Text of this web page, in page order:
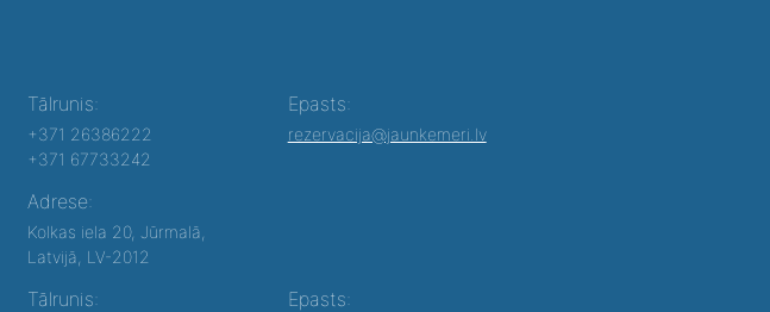
Tālrunis:
+371 26386222
+371 67733242
Adrese:
Kolkas iela 20, Jūrmalā,
Latvijā, LV-2012
Epasts:
rezervacija@jaunkemeri.lv
Tālrunis: Epasts: